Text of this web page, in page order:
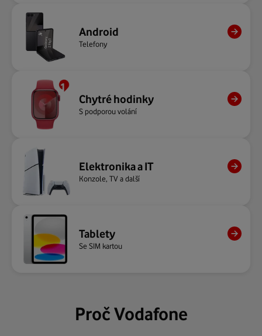
Android
Telefony
Chytré hodinky
S podporou volání
Elektronika a IT
Konzole, TV a další
Tablety
Se SIM kartou
Proč Vodafone